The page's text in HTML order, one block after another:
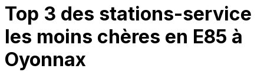
Top 3 des stations-service
les moins chères en E85 à
Oyonnax